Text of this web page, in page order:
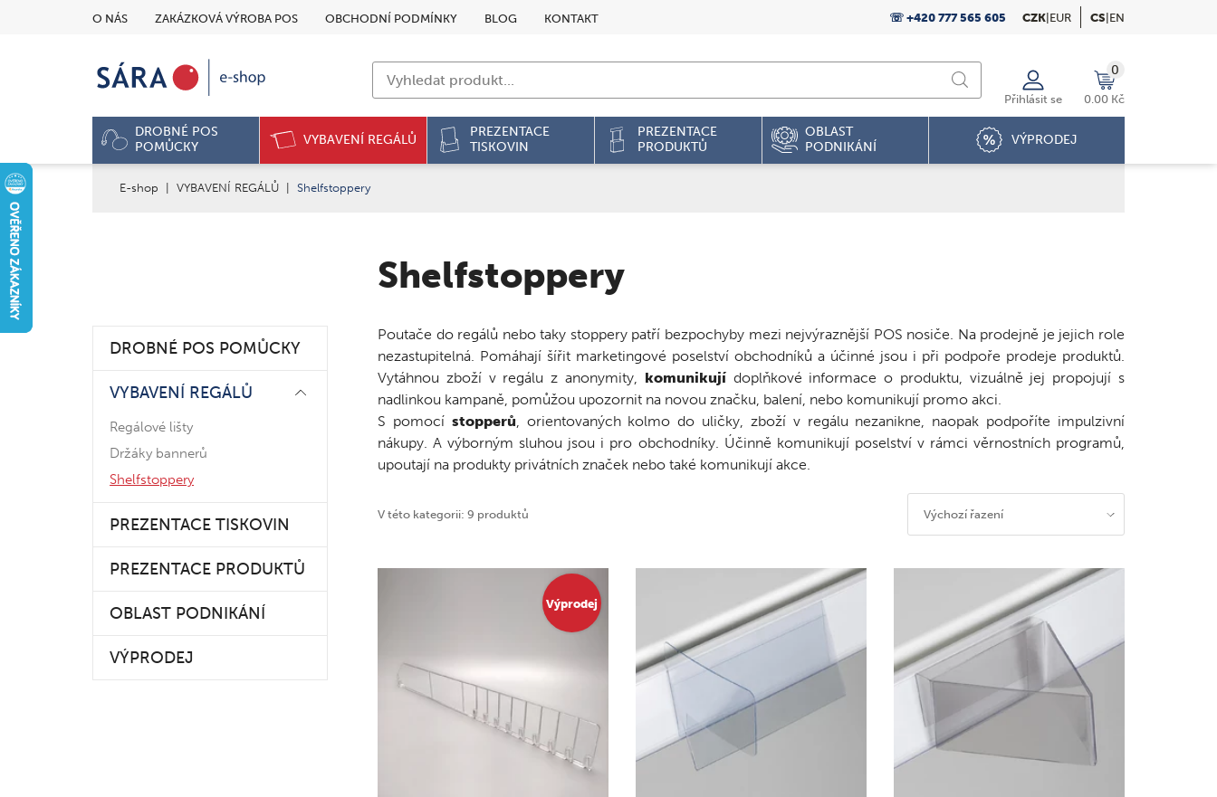
O NÁS ZAKÁZKOVÁ VÝROBA POS OBCHODNÍ PODMÍNKY BLOG KONTAKT ☏ +420 777 565 605 CZK|EUR CS|EN
Přihlásit se
0
0.00 Kč
DROBNÉ POS
POMŮCKY
VYBAVENÍ REGÁLŮ
PREZENTACE
TISKOVIN
PREZENTACE
PRODUKTŮ
OBLAST
PODNIKÁNÍ
VÝPRODEJ
E-shop VYBAVENÍ REGÁLŮ Shelfstoppery
DROBNÉ POS POMŮCKY
VYBAVENÍ REGÁLŮ
Regálové lišty
Držáky bannerů
Shelfstoppery
PREZENTACE TISKOVIN
PREZENTACE PRODUKTŮ
OBLAST PODNIKÁNÍ
VÝPRODEJ
Shelfstoppery
Poutače do regálů nebo taky stoppery patří bezpochyby mezi nejvýraznější POS nosiče. Na prodejně je jejich role
nezastupitelná. Pomáhají šířit marketingové poselství obchodníků a účinné jsou i při podpoře prodeje produktů.
Vytáhnou zboží v regálu z anonymity, komunikují doplňkové informace o produktu, vizuálně jej propojují s
nadlinkou kampaně, pomůžou upozornit na novou značku, balení, nebo komunikují promo akci.
S pomocí stopperů, orientovaných kolmo do uličky, zboží v regálu nezanikne, naopak podpoříte impulzivní
nákupy. A výborným sluhou jsou i pro obchodníky. Účinně komunikují poselství v rámci věrnostních programů,
upoutají na produkty privátních značek nebo také komunikují akce.
V této kategorii: 9 produktů Výchozí řazení
Výprodej